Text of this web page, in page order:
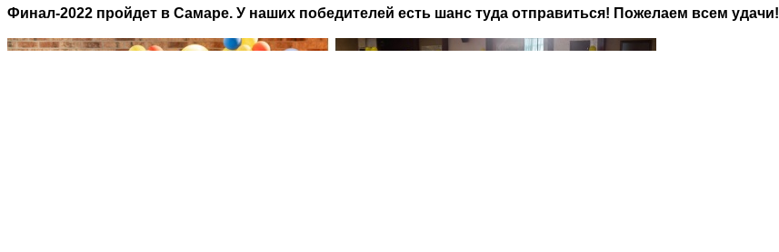
Финал-2022 пройдет в Самаре. У наших победителей есть шанс туда отправиться! Пожелаем всем удачи!